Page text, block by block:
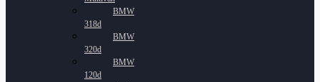
BMW
318d
BMW
320d
BMW
120d